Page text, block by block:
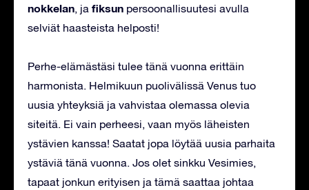
nokkelan, ja fiksun persoonallisuutesi avulla
selviät haasteista helposti!
Perhe-elämästäsi tulee tänä vuonna erittäin
harmonista. Helmikuun puolivälissä Venus tuo
uusia yhteyksiä ja vahvistaa olemassa olevia
siteitä. Ei vain perheesi, vaan myös läheisten
ystävien kanssa! Saatat jopa löytää uusia parhaita
ystäviä tänä vuonna. Jos olet sinkku Vesimies,
tapaat jonkun erityisen ja tämä saattaa johtaa